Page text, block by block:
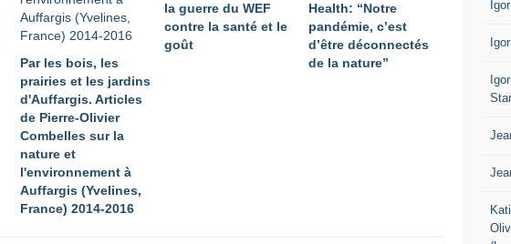
Par les bois, les
prairies et les jardins
d'Auffargis. Articles
de Pierre-Olivier
Combelles sur la
nature et
l'environnement à
Auffargis (Yvelines,
France) 2014-2016
la guerre du WEF
contre la santé et le
goût
Health: “Notre
pandémie, c’est
d’être déconnectés
de la nature”